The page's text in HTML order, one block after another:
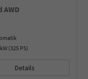
AWD
(325 PS)
Details